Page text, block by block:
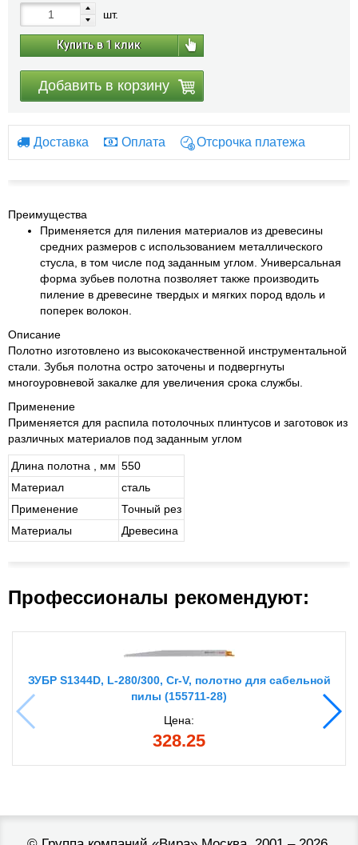
шт.
Купить в 1 клик
Добавить в корзину
Доставка Оплата Отсрочка платежа
Преимущества
Применяется для пиления материалов из древесины
средних размеров с использованием металлического
стусла, в том числе под заданным углом. Универсальная
форма зубьев полотна позволяет также производить
пиление в древесине твердых и мягких пород вдоль и
поперек волокон.
Описание
Полотно изготовлено из высококачественной инструментальной
стали. Зубья полотна остро заточены и подвергнуты
многоуровневой закалке для увеличения срока службы.
Применение
Применяется для распила потолочных плинтусов и заготовок из
различных материалов под заданным углом
Длина полотна , мм 550
Материал
сталь
Применение
Точный рез
Материалы
Древесина
Профессионалы рекомендуют:
ЗУБР S1344D, L-280/300, Cr-V, полотно для сабельной
пилы (155711-28)
Цена:
328.25